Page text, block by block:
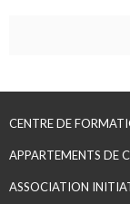
CENTRE DE
APPARTEMENTS DE
ASSOCIATION